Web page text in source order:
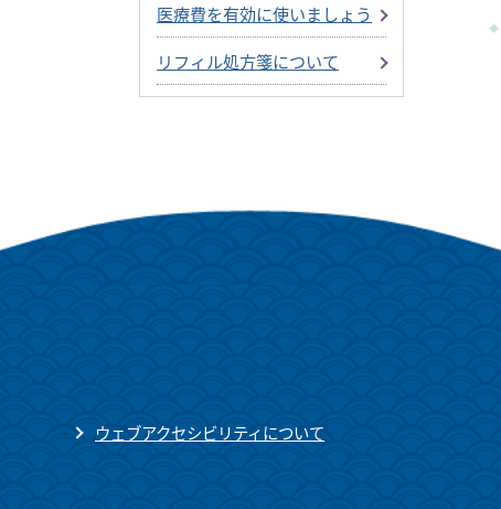
医療費を有効に使いましょう
リフィル処方箋について
ウェブアクセシビリティについて